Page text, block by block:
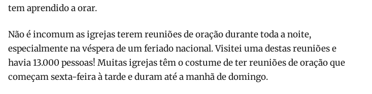
tem aprendido a orar.
Não é incomum as igrejas terem reuniões de oração durante toda a noite,
especialmente na véspera de um feriado nacional. Visitei uma destas reuniões e
havia 13.000 pessoas! Muitas igrejas têm o costume de ter reuniões de oração que
começam sexta-feira à tarde e duram até a ma­nhã de domingo.